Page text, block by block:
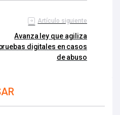
Artículo siguiente
Avanza ley que agiliza
digitales en casos
de abuso